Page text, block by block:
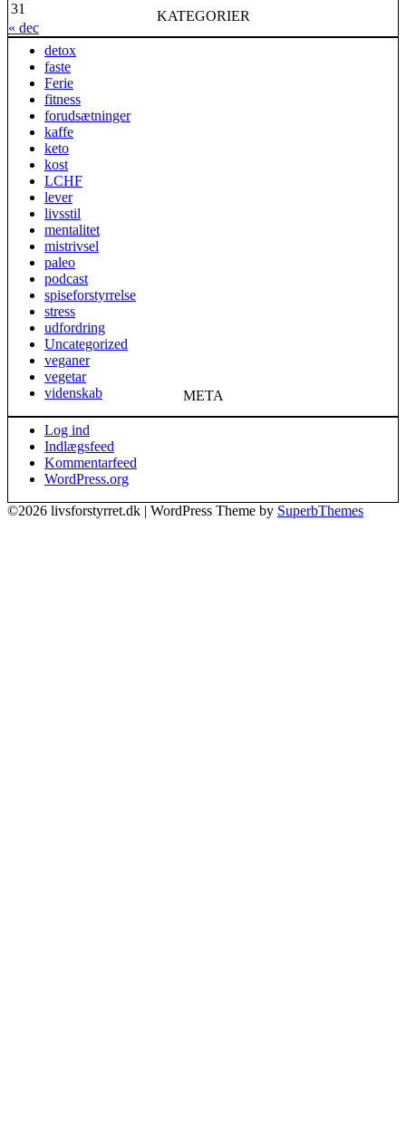
31
« dec
KATEGORIER
detox
faste
Ferie
fitness
forudsætninger
kaffe
keto
kost
LCHF
lever
livsstil
mentalitet
mistrivsel
paleo
podcast
spiseforstyrrelse
stress
udfordring
Uncategorized
veganer
vegetar
videnskab
META
Log ind
Indlægsfeed
Kommentarfeed
WordPress.org
©2026 livsforstyrret.dk | WordPress Theme by SuperbThemes